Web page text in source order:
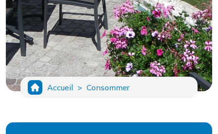
Accueil > Consommer